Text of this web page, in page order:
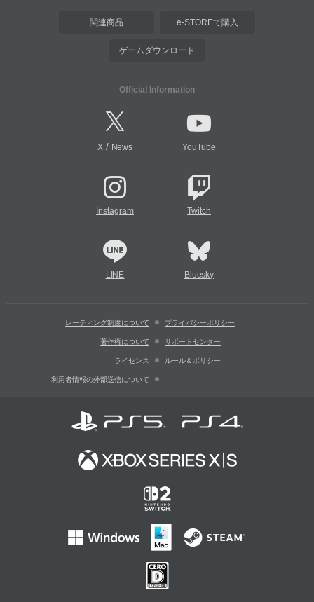
関連商品 e-STOREで購入
ゲームダウンロード
Official Information
X/ News YouTube
Instagram Twitch
LINE Bluesky
レーティング制度について プライバシーポリシー
著作権について サポートセンター
ライセンス ルール＆ポリシー
利用者情報の外部送信について